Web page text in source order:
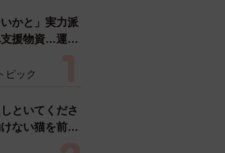
いかと」実力派
援物資…運搬
ほど伝わる」
ピック
しといてくださ
ない猫を前に